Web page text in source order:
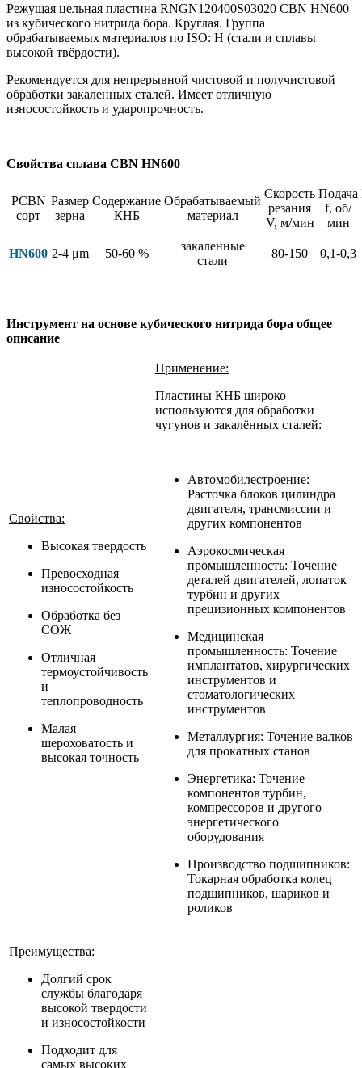
Режущая цельная пластина RNGN120400S03020 CBN HN600
из кубического нитрида бора. Круглая. Группа
обрабатываемых материалов по ISO: H (стали и сплавы
высокой твёрдости).
Рекомендуется для непрерывной чистовой и получистовой
обработки закаленных сталей. Имеет отличную
износостойкость и ударопрочность.
Свойства сплава CBN HN600
PCBN
сорт
Размер
зерна
Содержание
КНБ
Обрабатываемый
материал
Скорость
резания
V, м/мин
Подача
f, об/
мин
HN600 2-4 μm 50-60 %
закаленные
стали
80-150 0,1-0,3
Инструмент на основе кубического нитрида бора общее
описание
Свойства:
Высокая твердость
Превосходная
износостойкость
Обработка без
СОЖ
Отличная
термоустойчивость
и
теплопроводность
Малая
шероховатость и
высокая точность
Применение:
Пластины КНБ широко
используются для обработки
чугунов и закалённых сталей:
Автомобилестроение:
Расточка блоков цилиндра
двигателя, трансмиссии и
других компонентов
Аэрокосмическая
промышленность: Точение
деталей двигателей, лопаток
турбин и других
прецизионных компонентов
Медицинская
промышленность: Точение
имплантатов, хирургических
инструментов и
стоматологических
инструментов
Металлургия: Точение валков
для прокатных станов
Энергетика: Точение
компонентов турбин,
компрессоров и другого
энергетического
оборудования
Производство подшипников:
Токарная обработка колец
подшипников, шариков и
роликов
Преимущества:
Долгий срок
службы благодаря
высокой твердости
и износостойкости
Подходит для
самых высоких